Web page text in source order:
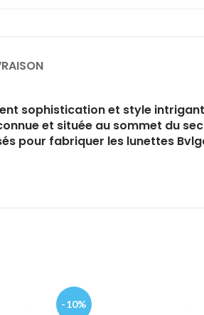
sophistication et style
et située au sommet du
pour fabriquer les lunettes
-10%